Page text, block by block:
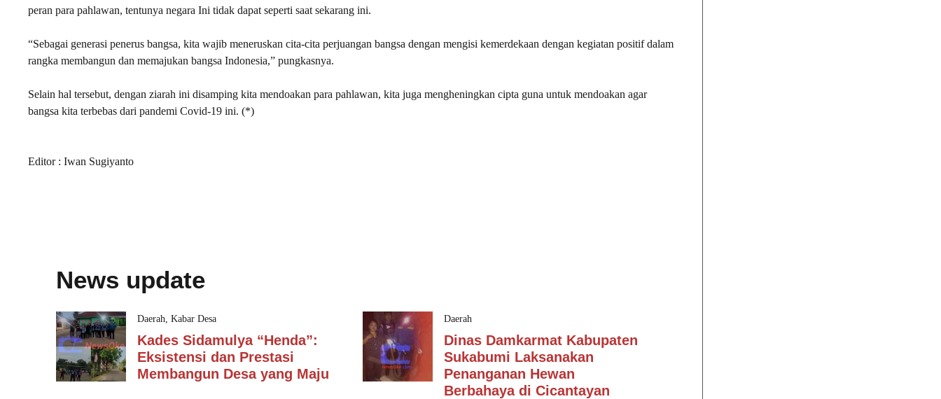
peran para pahlawan, tentunya negara Ini tidak dapat seperti saat sekarang ini.
“Sebagai generasi penerus bangsa, kita wajib meneruskan cita-cita perjuangan bangsa dengan mengisi kemerdekaan dengan kegiatan positif dalam
rangka membangun dan memajukan bangsa Indonesia,” pungkasnya.
Selain hal tersebut, dengan ziarah ini disamping kita mendoakan para pahlawan, kita juga mengheningkan cipta guna untuk mendoakan agar
bangsa kita terbebas dari pandemi Covid-19 ini. (*)
Editor : Iwan Sugiyanto
News update
Daerah Kabar Desa
Kades Sidamulya “Henda”:
Eksistensi dan Prestasi
Membangun Desa yang Maju
Daerah
Dinas Damkarmat Kabupaten
Sukabumi Laksanakan
Penanganan Hewan
Berbahaya di Cicantayan